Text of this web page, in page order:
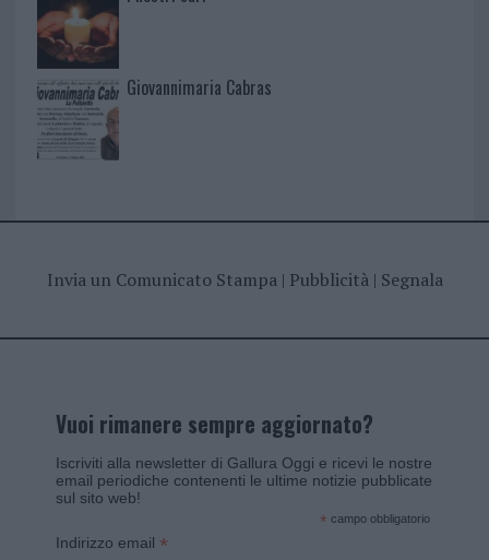
Giovannimaria Cabras
Invia un Comunicato Stampa| Pubblicità| Segnala
Vuoi rimanere sempre aggiornato?
Iscriviti alla newsletter di Gallura Oggi e ricevi le nostre
email periodiche contenenti le ultime notizie pubblicate
sul sito web!
* campo obbligatorio
Indirizzo email *